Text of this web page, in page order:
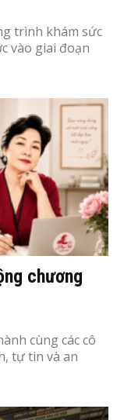
trình khám sức
vào giai đoạn
chương
cùng các cô
tự tin và an